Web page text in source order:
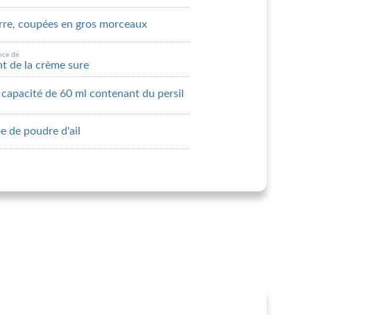
coupées en gros morceaux
de
de la crème sure
de 60 ml contenant du persil
de poudre d'ail